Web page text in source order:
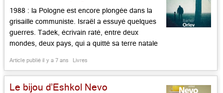
1988 : la Pologne est encore plongée dans la
grisaille communiste. Israël a essuyé quelques
guerres. Tadek, écrivain raté, entre deux
mondes, deux pays, qui a quitté sa terre natale
sur son mariage brisé, sa solitude loin de sa
femme et de son fils. Il décide […]...
Article publié il y a 7 ans Livres
Le bijou d’Eshkol Nevo